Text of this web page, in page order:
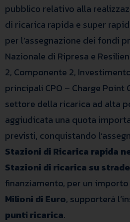
pubblico relativo alla
di ricarica rapida e super
per l’assegnazione dei fondi
Nazionale di Ripresa e
2, Componente 2,
principali CPO – Charge
settore della ricarica ad alta
aggiudicata una quota
previsti, conquistando
Stazioni di Ricarica rapida
Stazioni di ricarica su
finanziamento, per un
Milioni di Euro, supporterà
punti ricarica.